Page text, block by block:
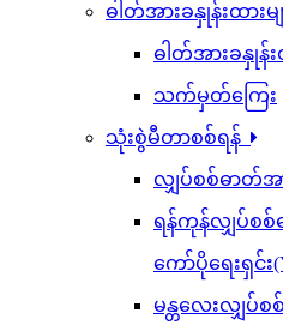
ဓါတ်အားခနှုန်းထား
ဓါတ်အားခနှုန်းထ
သက်မှတ်ကြေး
သုံးစွဲမီတာစစ်ရန်
လျှပ်စစ်ဓာတ်အာ
ရန်ကုန်လျှပ်စစ်
ကော်ပိုရေးရှင်း
မန္တလေးလျှပ်စ